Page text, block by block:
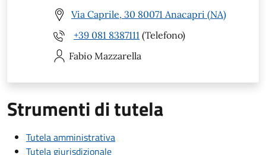
Via Caprile, 30 80071 Anacapri (NA)
+39 081 8387111 (Telefono)
Fabio Mazzarella
Strumenti di tutela
Tutela amministrativa
Tutela giurisdizionale